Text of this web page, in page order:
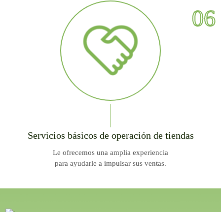
06
Servicios básicos de operación de tiendas
Le ofrecemos una amplia experiencia
para ayudarle a impulsar sus ventas.